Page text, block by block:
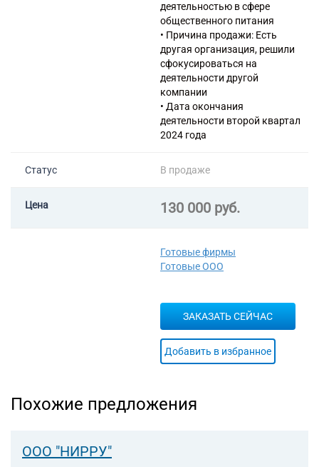
деятельностью в сфере
общественного питания
• Причина продажи: Есть
другая организация, решили
сфокусироваться на
деятельности другой
компании
• Дата окончания
деятельности второй квартал
2024 года
Статус В продаже
Цена 130 000 руб.
Готовые фирмы
Готовые ООО
ЗАКАЗАТЬ СЕЙЧАС
Добавить в избранное
Похожие предложения
ООО "НИРРУ"